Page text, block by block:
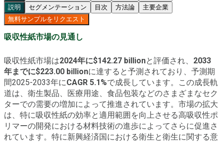
説明
セグメンテーション 目次 方法論
主要企業
無料サンプルをリクエスト
吸収性紙市場の見通し
吸収性紙市場は2024年に$142.27 billionと評価され、 2033
年までに$223.00 billionに達すると予測されており、予測期
間2025-2033年にCAGR 5.1%で成長しています。この成長軌
道は、衛生製品、医療用途、食品包装などのさまざまなセク
ターでの需要の増加によって推進されています。市場の拡大
は、特に吸収性紙の効率と適用範囲を向上させる高吸収性ポ
リマーの開発における材料技術の進歩によってさらに促進さ
れています。特に新興経済国における衛生と衛生に関する意